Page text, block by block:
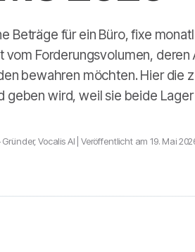
Beträge für ein Büro, fixe
vom Forderungsvolumen, deren
bewahren möchten. Hier die
geben wird, weil sie beide
Vocalis AI | Veröffentlicht am 19. Mai